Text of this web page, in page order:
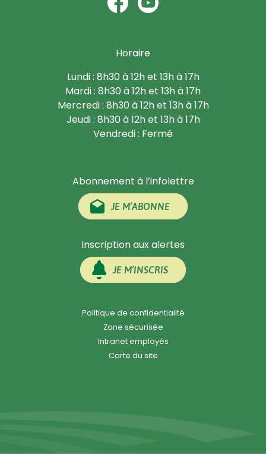
Horaire
Lundi : 8h30 à 12h et 13h à 17h
Mardi : 8h30 à 12h et 13h à 17h
Mercredi : 8h30 à 12h et 13h à 17h
Jeudi : 8h30 à 12h et 13h à 17h
Vendredi : Fermé
Abonnement à l’infolettre
JE M’ABONNE
Inscription aux alertes
JE M’INSCRIS
Politique de confidentialité
Zone sécurisée
Intranet employés
Carte du site